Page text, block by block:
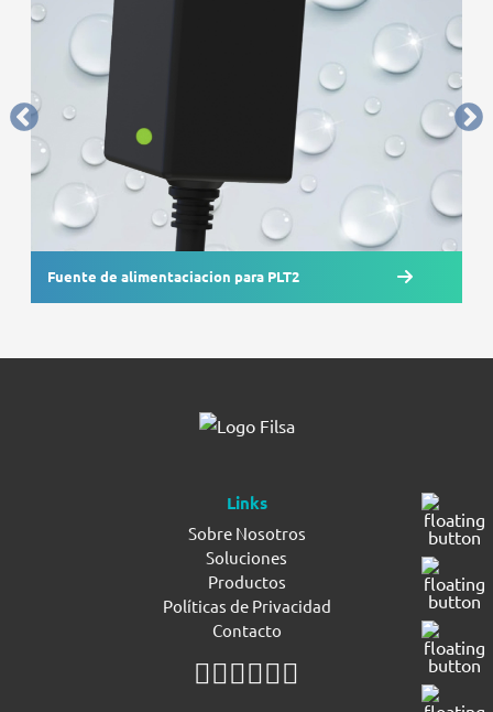
Fuente de alimentaciacion para PLT2
Links
Sobre Nosotros
Soluciones
Productos
Políticas de Privacidad
Contacto